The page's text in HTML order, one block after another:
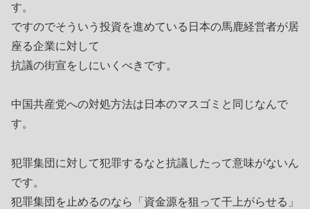
す。
ですのでそういう投資を進めている日本の馬鹿経営者が居
座る企業に対して
抗議の街宣をしにいくべきです。
中国共産党への対処方法は日本のマスゴミと同じなんで
す。
犯罪集団に対して犯罪するなと抗議したって意味がないん
です。
犯罪集団を止めるのなら「資金源を狙って干上がらせる」